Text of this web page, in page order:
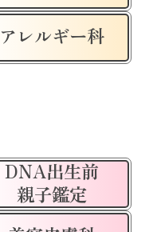
アレルギー科
DNA出生前
親子鑑定